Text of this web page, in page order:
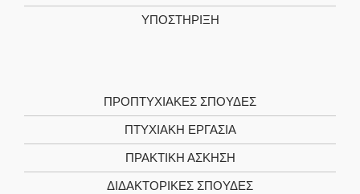
ΥΠΟΣΤΉΡΙΞΗ
ΠΡΟΠΤΥΧΙΑΚΈΣ ΣΠΟΥΔΈΣ
ΠΤΥΧΙΑΚΉ ΕΡΓΑΣΊΑ
ΠΡΑΚΤΙΚΉ ΆΣΚΗΣΗ
ΔΙΔΑΚΤΟΡΙΚΈΣ ΣΠΟΥΔΈΣ